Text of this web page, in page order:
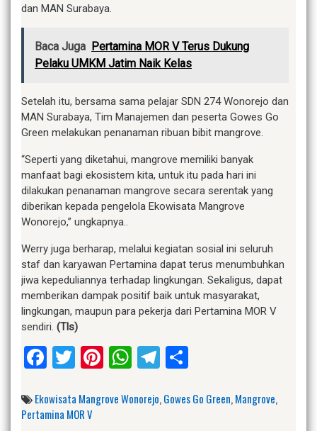
dan MAN Surabaya.
Baca Juga Pertamina MOR V Terus Dukung
Pelaku UMKM Jatim Naik Kelas
Setelah itu, bersama sama pelajar SDN 274 Wonorejo dan
MAN Surabaya, Tim Manajemen dan peserta Gowes Go
Green melakukan penanaman ribuan bibit mangrove.
“Seperti yang diketahui, mangrove memiliki banyak
manfaat bagi ekosistem kita, untuk itu pada hari ini
dilakukan penanaman mangrove secara serentak yang
diberikan kepada pengelola Ekowisata Mangrove
Wonorejo,” ungkapnya..
Werry juga berharap, melalui kegiatan sosial ini seluruh
staf dan karyawan Pertamina dapat terus menumbuhkan
jiwa kepeduliannya terhadap lingkungan. Sekaligus, dapat
memberikan dampak positif baik untuk masyarakat,
lingkungan, maupun para pekerja dari Pertamina MOR V
sendiri. (Tls)
Facebook
Twitter
Pinterest
WhatsApp
Telegram
Ekowisata Mangrove Wonorejo,Gowes Go Green,Mangrove,
Pertamina MOR V